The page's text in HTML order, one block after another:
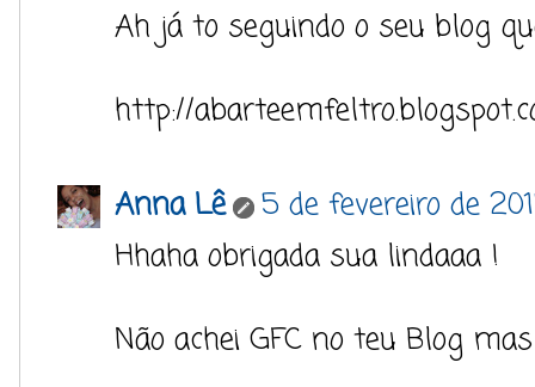
Ah já to seguindo o seu blog
http://
Anna Lê
5 de fevereiro de
Hhaha obrigada sua lindaaa !
Não achei GFC no teu Blog